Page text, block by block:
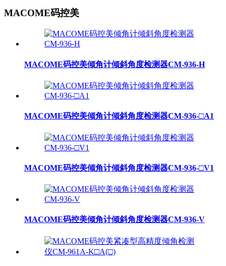
MACOME码控美
MACOME码控美倾角计倾斜角度检测器CM-936-H
MACOME码控美倾角计倾斜角度检测器CM-936-□A1
MACOME码控美倾角计倾斜角度检测器CM-936-□V1
MACOME码控美倾角计倾斜角度检测器CM-936-V